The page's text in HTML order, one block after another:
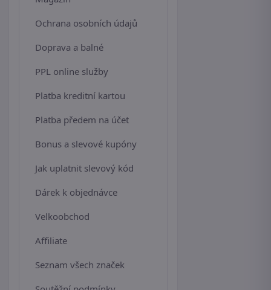
Ochrana osobních údajů
Doprava a balné
PPL online služby
Platba kreditní kartou
Platba předem na účet
Bonus a slevové kupóny
Jak uplatnit slevový kód
Dárek k objednávce
Velkoobchod
Affiliate
Seznam všech značek